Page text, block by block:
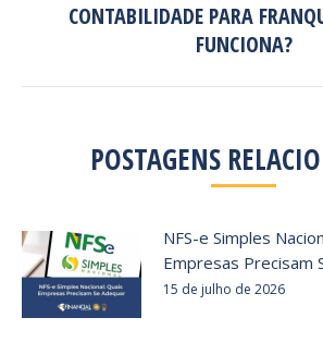
Próximo
post:
CONTABILIDADE PARA
FUNCIONA?
POSTAGENS
NFS-e Simples
Empresas Precisam
15 de julho de 2026